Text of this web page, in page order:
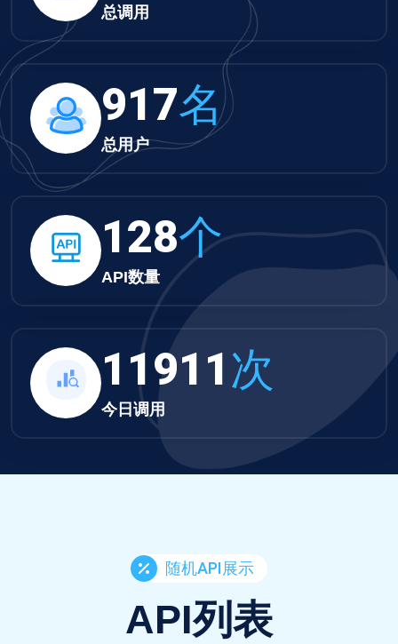
总调用
949名
总用户
132个
API数量
12322次
今日调用
随机API展示
API列表